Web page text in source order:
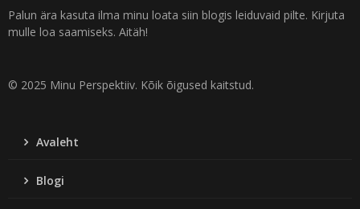
Palun ära kasuta ilma minu loata siin blogis leiduvaid pilte. Kirjuta
mulle loa saamiseks. Aitäh!
© 2025 Minu Perspektiiv. Kõik õigused kaitstud.
Avaleht
Blogi